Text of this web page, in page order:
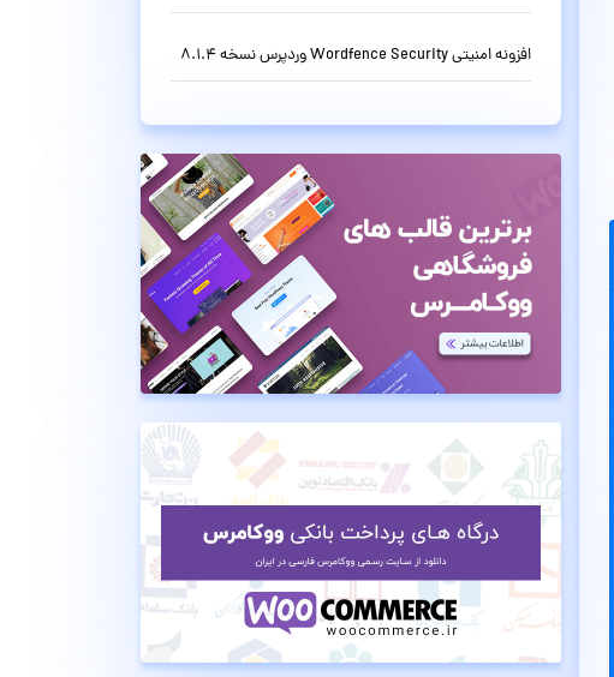
افزونه امنیتی Wordfence Security وردپرس نسخه 8.1.4